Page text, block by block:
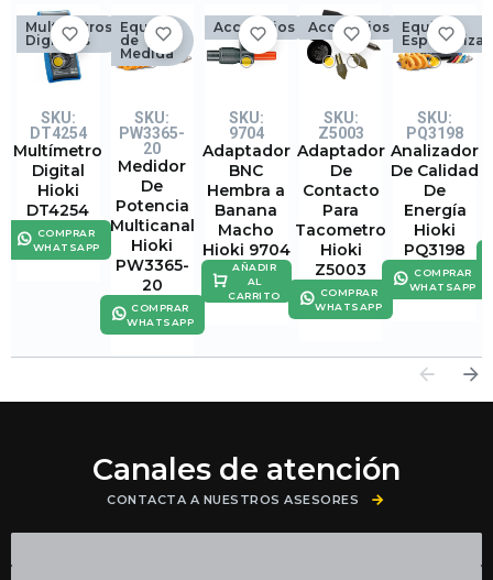
Multímetros
Digitales
SKU:
DT4254
Multímetro
Digital
Hioki
DT4254
COMPRAR
WHATSAPP
Equipos
de
Medida
SKU:
PW3365-
20
Medidor
De
Potencia
Multicanal
Hioki
PW3365-
20
COMPRAR
WHATSAPP
Accesorios
SKU:
9704
Adaptador
BNC
Hembra a
Banana
Macho
Hioki 9704
AÑADIR
AL
CARRITO
Accesorios
SKU:
Z5003
Adaptador
De
Contacto
Para
Tacometro
Hioki
Z5003
COMPRAR
WHATSAPP
Equipos
SKU:
PQ3198
Analizador
De Calidad
De
Energía
Hioki
PQ3198
COMPRAR
WHATSAPP
Canales de atención
CONTACTA A NUESTROS ASESORES